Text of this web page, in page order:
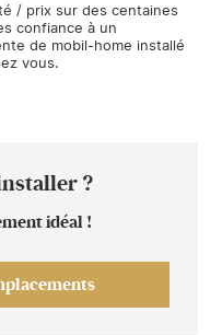
/ prix sur des centaines
confiance à un
de mobil-home installé
vous.
?
idéal !